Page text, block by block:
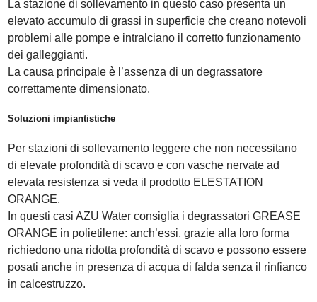
La stazione di sollevamento in questo caso presenta un
elevato accumulo di grassi in superficie che creano notevoli
problemi alle pompe e intralciano il corretto funzionamento
dei galleggianti.
La causa principale è l’assenza di un degrassatore
correttamente dimensionato.
Soluzioni impiantistiche
Per stazioni di sollevamento leggere che non necessitano
di elevate profondità di scavo e con vasche nervate ad
elevata resistenza si veda il prodotto ELESTATION
ORANGE.
In questi casi AZU Water consiglia i degrassatoriGREASE
ORANGE in polietilene: anch’essi, grazie alla loro forma
richiedono una ridotta profondità di scavo e possono essere
posati anche in presenza di acqua di falda senza il rinfianco
in calcestruzzo.